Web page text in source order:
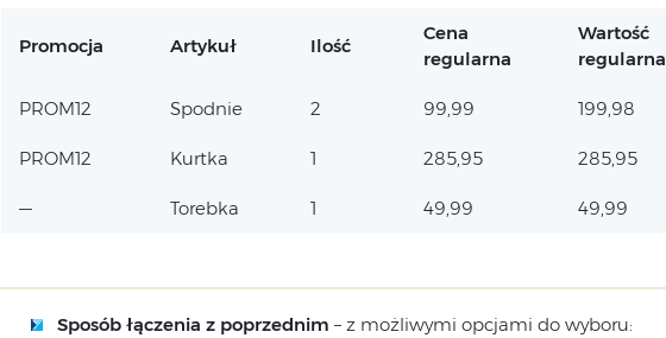
Promocja Artykuł Ilość
Cena
regularna
Wartość
regularna
PROM12 Spodnie 2 99,99 199,98
PROM12 Kurtka 1 285,95 285,95
— Torebka 1 49,99 49,99
Sposób łączenia z poprzednim– z możliwymi opcjami do wyboru: